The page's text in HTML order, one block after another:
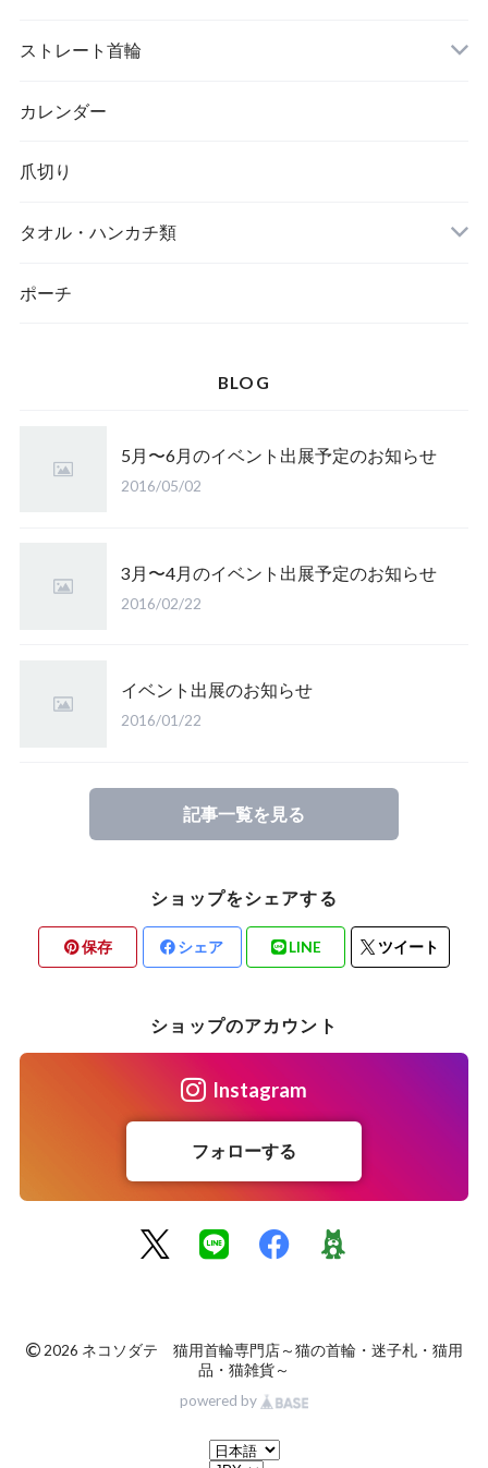
トイレ
ストレート首輪
カレンダー
爪切り
タオル・ハンカチ類
ポーチ
BLOG
5月〜6月のイベント出展予定のお知らせ
2016/05/02
3月〜4月のイベント出展予定のお知らせ
2016/02/22
イベント出展のお知らせ
2016/01/22
記事一覧を見る
ショップをシェアする
保存 シェア LINE ツイート
ショップのアカウント
Instagram
フォローする
© 2026 ネコソダテ 猫用首輪専門店～猫の首輪・迷子札・猫用
品・猫雑貨～
powered by